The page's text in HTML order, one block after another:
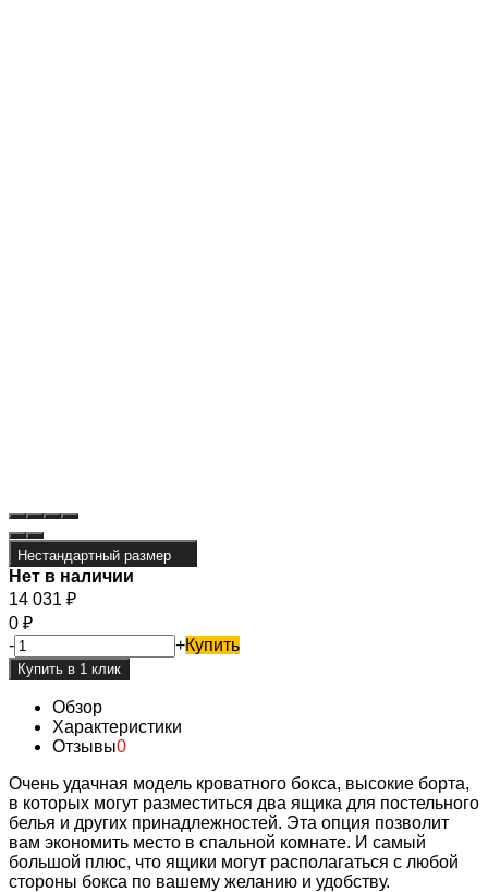
Нестандартный размер
Нет в наличии
14 031 ₽
0 ₽
-
+Купить
Обзор
Характеристики
Отзывы0
Очень удачная модель кроватного бокса, высокие борта,
в которых могут разместиться два ящика для постельного
белья и других принадлежностей. Эта опция позволит
вам экономить место в спальной комнате. И самый
большой плюс, что ящики могут располагаться с любой
стороны бокса по вашему желанию и удобству.